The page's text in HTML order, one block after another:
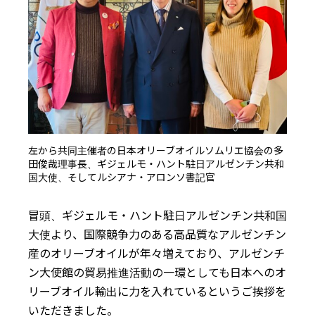
左から共同主催者の日本オリーブオイルソムリエ協会の多
田俊哉理事長、ギジェルモ・ハント駐日アルゼンチン共和
国大使、そしてルシアナ・アロンソ書記官
冒頭、ギジェルモ・ハント駐日アルゼンチン共和国
大使より、国際競争力のある高品質なアルゼンチン
産のオリーブオイルが年々増えており、アルゼンチ
ン大使館の貿易推進活動の一環としても日本へのオ
リーブオイル輸出に力を入れているというご挨拶を
いただきました。